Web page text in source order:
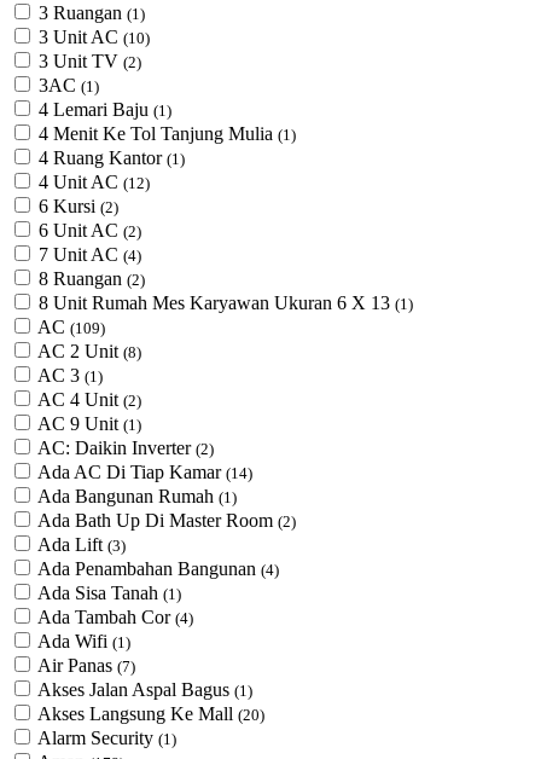
3 Ruangan (1)
3 Unit AC (10)
3 Unit TV (2)
3AC (1)
4 Lemari Baju (1)
4 Menit Ke Tol Tanjung Mulia (1)
4 Ruang Kantor (1)
4 Unit AC (12)
6 Kursi (2)
6 Unit AC (2)
7 Unit AC (4)
8 Ruangan (2)
8 Unit Rumah Mes Karyawan Ukuran 6 X 13 (1)
AC (109)
AC 2 Unit (8)
AC 3 (1)
AC 4 Unit (2)
AC 9 Unit (1)
AC: Daikin Inverter (2)
Ada AC Di Tiap Kamar (14)
Ada Bangunan Rumah (1)
Ada Bath Up Di Master Room (2)
Ada Lift (3)
Ada Penambahan Bangunan (4)
Ada Sisa Tanah (1)
Ada Tambah Cor (4)
Ada Wifi (1)
Air Panas (7)
Akses Jalan Aspal Bagus (1)
Akses Langsung Ke Mall (20)
Alarm Security (1)